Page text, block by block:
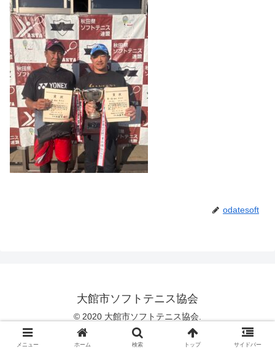
odatesoft
大館市ソフトテニス協会
© 2020 大館市ソフトテニス協会.
メニュー ホーム 検索 トップ サイドバー